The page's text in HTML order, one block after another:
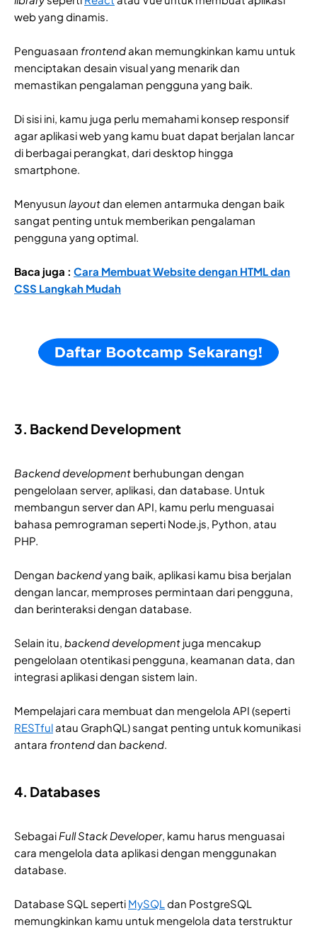
web yang dinamis.
Penguasaan frontendakan memungkinkan kamu untuk
menciptakan desain visual yang menarik dan
memastikan pengalaman pengguna yang baik.
Di sisi ini, kamu juga perlu memahami konsep responsif
agar aplikasi web yang kamu buat dapat berjalan lancar
di berbagai perangkat, dari desktop hingga
smartphone.
Menyusun layoutdan elemen antarmuka dengan baik
sangat penting untuk memberikan pengalaman
pengguna yang optimal.
Baca juga : Cara Membuat Website dengan HTML dan
CSS Langkah Mudah
3. Backend Development
Backend development berhubungan dengan
pengelolaan server, aplikasi, dan database. Untuk
membangun server dan API, kamu perlu menguasai
bahasa pemrograman seperti Node.js, Python, atau
PHP.
Dengan backendyang baik, aplikasi kamu bisa berjalan
dengan lancar, memproses permintaan dari pengguna,
dan berinteraksi dengan database.
Selain itu, backend development juga mencakup
pengelolaan otentikasi pengguna, keamanan data, dan
integrasi aplikasi dengan sistem lain.
Mempelajari cara membuat dan mengelola API (seperti
RESTfulatau GraphQL) sangat penting untuk komunikasi
antara frontenddan backend.
4. Databases
Sebagai Full Stack Developer, kamu harus menguasai
cara mengelola data aplikasi dengan menggunakan
database.
Database SQL seperti MySQL dan PostgreSQL
memungkinkan kamu untuk mengelola data terstruktur